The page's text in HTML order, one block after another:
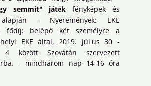
semmit" játék fényképek és
- Nyeremények: EKE
fődíj: belépő két személyre a
EKE által, 2019. július 30 -
4 között Szovátán szervezett
- mindhárom nap 14-16 óra